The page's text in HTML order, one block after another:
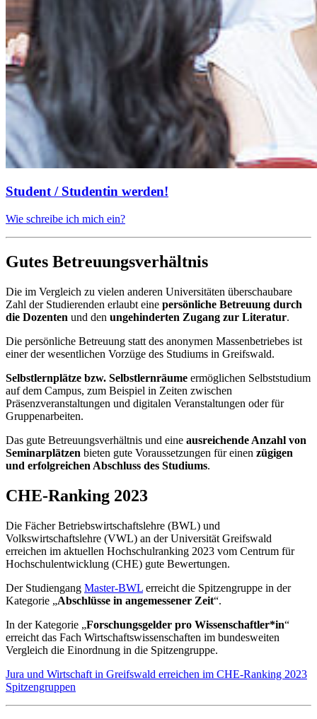
Student / Studentin werden!
Wie schreibe ich mich ein?
Gutes Betreuungsverhältnis
Die im Vergleich zu vielen anderen Universitäten überschaubare
Zahl der Studierenden erlaubt eine persönliche Betreuung durch
die Dozenten und den ungehinderten Zugang zur Literatur.
Die persönliche Betreuung statt des anonymen Massenbetriebes ist
einer der wesentlichen Vorzüge des Studiums in Greifswald.
Selbstlernplätze bzw. Selbstlernräume ermöglichen Selbststudium
auf dem Campus, zum Beispiel in Zeiten zwischen
Präsenzveranstaltungen und digitalen Veranstaltungen oder für
Gruppenarbeiten.
Das gute Betreuungsverhältnis und eine ausreichende Anzahl von
Seminarplätzen bieten gute Voraussetzungen für einen zügigen
und erfolgreichen Abschluss des Studiums.
CHE-Ranking 2023
Die Fächer Betriebswirtschaftslehre (BWL) und
Volkswirtschaftslehre (VWL) an der Universität Greifswald
erreichen im aktuellen Hochschulranking 2023 vom Centrum für
Hochschulentwicklung (CHE) gute Bewertungen.
Der Studiengang Master-BWL erreicht die Spitzengruppe in der
Kategorie „Abschlüsse in angemessener Zeit“.
In der Kategorie „Forschungsgelder pro Wissenschaftler*in“
erreicht das Fach Wirtschaftswissenschaften im bundesweiten
Vergleich die Einordnung in die Spitzengruppe.
Jura und Wirtschaft in Greifswald erreichen im CHE-Ranking 2023
Spitzengruppen